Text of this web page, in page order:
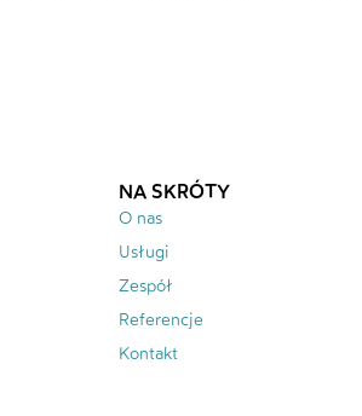
NA SKRÓTY
O nas
Usługi
Zespół
Referencje
Kontakt